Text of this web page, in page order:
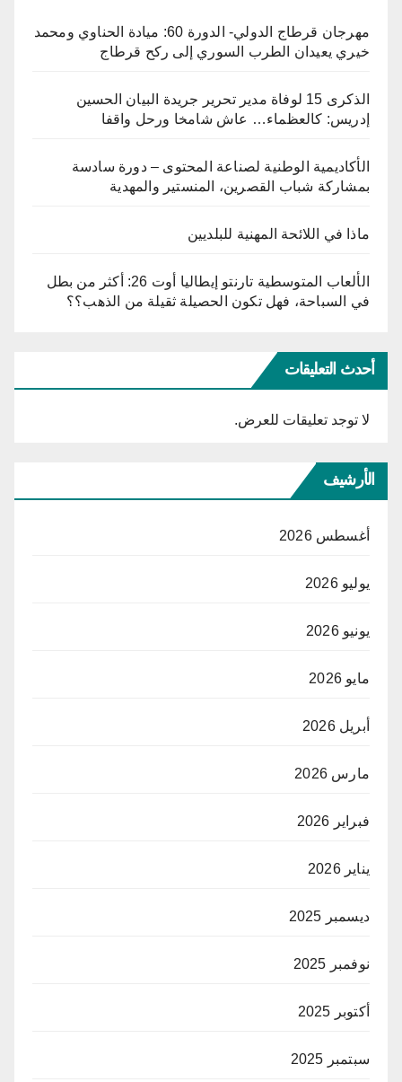
مهرجان قرطاج الدولي- الدورة 60: ميادة الحناوي ومحمد
خيري يعيدان الطرب السوري إلى ركح قرطاج
الذكرى 15 لوفاة مدير تحرير جريدة البيان الحسين
إدريس: كالعظماء… عاش شامخا ورحل واقفا
الأكاديمية الوطنية لصناعة المحتوى – دورة سادسة
بمشاركة شباب القصرين، المنستير والمهدية
ماذا في اللائحة المهنية للبلديين
الألعاب المتوسطية تارنتو إيطاليا أوت 26: أكثر من بطل
في السباحة، فهل تكون الحصيلة ثقيلة من الذهب؟؟
أحدث التعليقات
لا توجد تعليقات للعرض.
الأرشيف
أغسطس 2026
يوليو 2026
يونيو 2026
مايو 2026
أبريل 2026
مارس 2026
فبراير 2026
يناير 2026
ديسمبر 2025
نوفمبر 2025
أكتوبر 2025
سبتمبر 2025